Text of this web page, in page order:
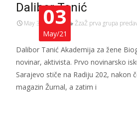
03
May/21
Dalibor Tanić
May 3, 2021 ŽzaŽ prva grupa
Dalibor Tanić Akademija za žene
novinar, aktivista. Prvo novinarsko
Sarajevo stiče na Radiju 202, nakon
magazin Žurnal, a zatim i